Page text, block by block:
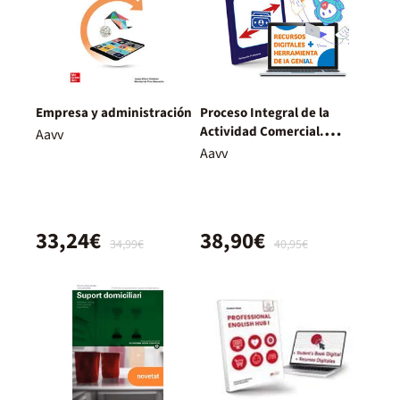
Empresa y administración
Aavv
34,99€
33,24€
Proceso Integral de la
Actividad Comercial.
Nueva Edición.
Aavv
40,95€
38,90€